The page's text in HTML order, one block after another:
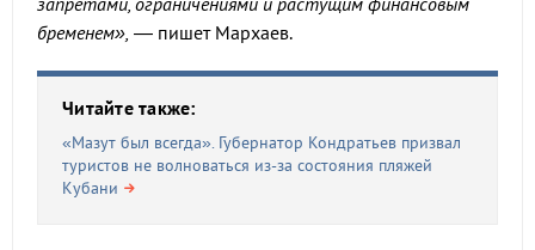
бременем», — пишет Мархаев.
Читайте также:
«Мазут был всегда». Губернатор Кондратьев призвал
туристов не волноваться из-за состояния пляжей
Кубани